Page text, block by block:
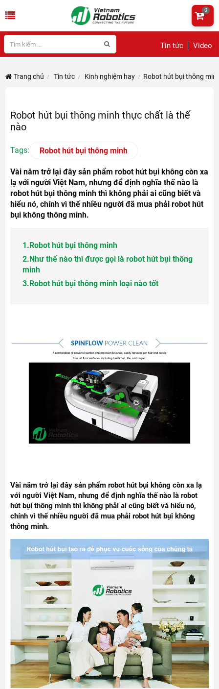
Tin tức Video
0
Trang chủ Tin tức Kinh nghiệm hay Robot hút bụi thông
Robot hút bụi thông minh thực chất là thế
nào
Tags: Robot hút bụi thông minh
Vài năm trở lại đây sản phẩm robot hút bụi không còn xa
lạ với người Việt Nam, nhưng để định nghĩa thế nào là
robot hút bụi thông minh thì không phải ai cũng biết và
hiểu nó, chính vì thế nhiều người đã mua phải robot hút
bụi không thông minh.
1.Robot hút bụi thông minh
2.Như thế nào thì được gọi là robot hút bụi thông
minh
3.Robot hút bụi thông minh loại nào tốt
Vài năm trở lại đây sản phẩm robot hút bụi không còn xa lạ
với người Việt Nam, nhưng để định nghĩa thế nào là robot
hút bụi thông minh thì không phải ai cũng biết và hiểu nó,
chính vì thế nhiều người đã mua phải robot hút bụi không
thông minh.